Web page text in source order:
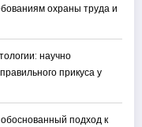
охраны труда и
научно
прикуса у
подход к